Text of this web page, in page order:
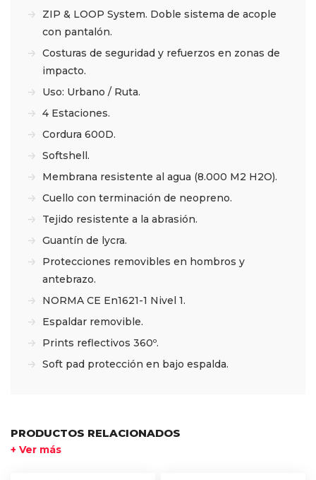
ZIP & LOOP System. Doble sistema de acople
con pantalón.
Costuras de seguridad y refuerzos en zonas de
impacto.
Uso: Urbano / Ruta.
4 Estaciones.
Cordura 600D.
Softshell.
Membrana resistente al agua (8.000 M2 H2O).
Cuello con terminación de neopreno.
Tejido resistente a la abrasión.
Guantín de lycra.
Protecciones removibles en hombros y
antebrazo.
NORMA CE En1621-1 Nivel 1.
Espaldar removible.
Prints reflectivos 360º.
Soft pad protección en bajo espalda.
PRODUCTOS RELACIONADOS
+ Ver más